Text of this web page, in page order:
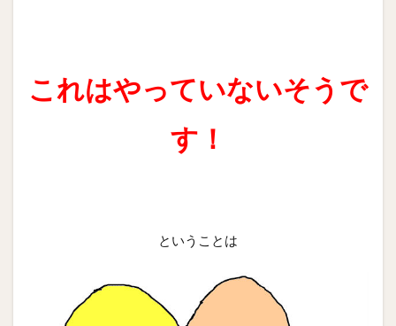
これはやっていないそうで
す！
ということは